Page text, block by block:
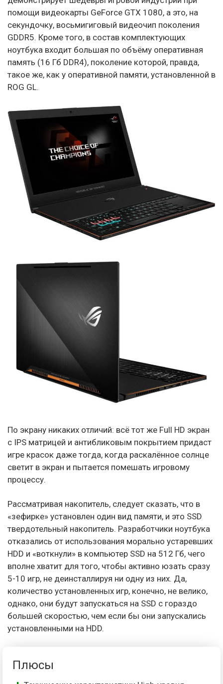
помощи видеокарты GeForce GTX 1080, а это, на
секундочку, восьмигиговый видеочип поколения
GDDR5. Кроме того, в состав комплектующих
ноутбука входит большая по объёму оперативная
память (16 Гб DDR4), поколение которой, правда,
такое же, как у оперативной памяти, установленной в
ROG GL.
По экрану никаких отличий: всё тот же Full HD экран
с IPS матрицей и антибликовым покрытием придаст
игре красок даже тогда, когда раскалённое солнце
светит в экран и пытается помешать игровому
процессу.
Рассматривая накопитель, следует сказать, что в
«зефирке» установлен один вид памяти, и это SSD
твердотельный накопитель. Разработчики ноутбука
отказались от использования морально устаревших
HDD и «воткнули» в компьютер SSD на 512 Гб, чего
вполне хватит для того, чтобы активно юзать сразу
5-10 игр, не деинсталлируя ни одну из них. Да,
количество установленных игр, конечно, не велико,
однако, они будут запускаться на SSD с гораздо
большей скоростью, чем если бы они запускались
установленными на HDD.
Плюсы